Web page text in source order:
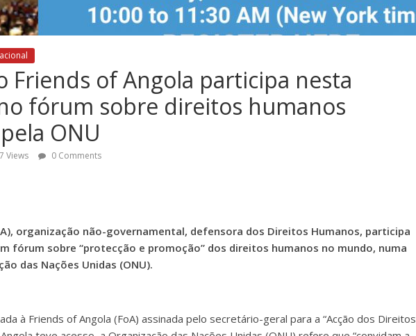
Friends of Angola participa nesta
fórum sobre direitos humanos
ONU
Views 0 Comments
organização não-governamental, defensora dos Direitos Humanos, participa
fórum sobre “protecção e promoção” dos direitos humanos no mundo, numa
das Nações Unidas (ONU).
à Friends of Angola (FoA) assinada pelo secretário-geral para a “Acção dos Direitos